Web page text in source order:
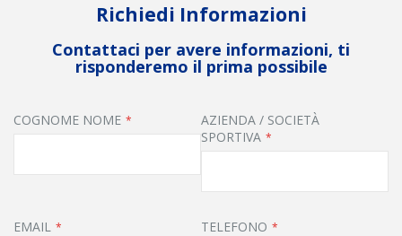
Richiedi Informazioni
Contattaci per avere informazioni, ti
risponderemo il prima possibile
COGNOME NOME
AZIENDA / SOCIETÀ
SPORTIVA
EMAIL TELEFONO